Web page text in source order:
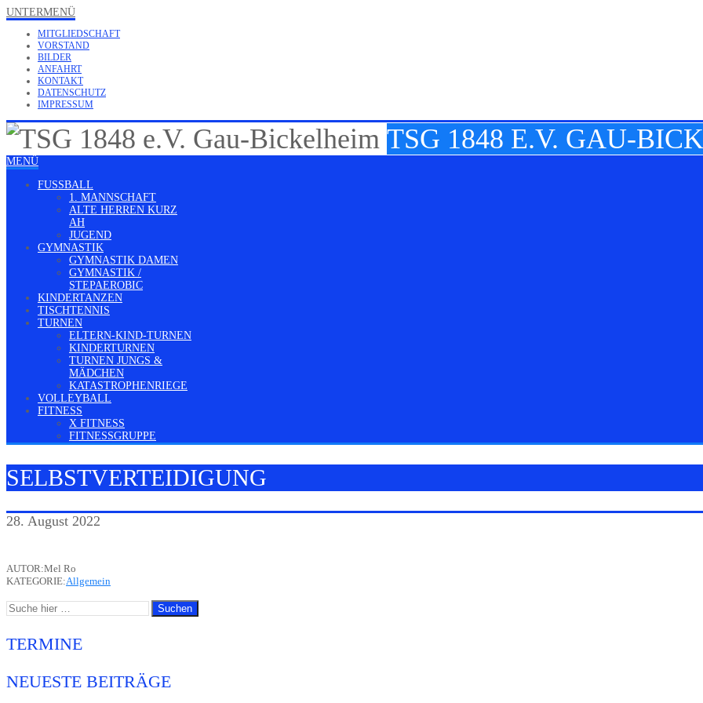
UNTERMENÜ
MITGLIEDSCHAFT
VORSTAND
BILDER
ANFAHRT
KONTAKT
DATENSCHUTZ
IMPRESSUM
TSG 1848 E.V. GAU-
MENÜ
FUSSBALL
1. MANNSCHAFT
ALTE HERREN KURZ
AH
JUGEND
GYMNASTIK
GYMNASTIK DAMEN
GYMNASTIK /
STEPAEROBIC
KINDERTANZEN
TISCHTENNIS
TURNEN
ELTERN-KIND-TURNEN
KINDERTURNEN
TURNEN JUNGS &
MÄDCHEN
KATASTROPHENRIEGE
VOLLEYBALL
FITNESS
X FITNESS
FITNESSGRUPPE
SELBSTVERTEIDIGUNG
28. August 2022
AUTOR:Mel Ro
KATEGORIE:Allgemein
TERMINE
NEUESTE BEITRÄGE